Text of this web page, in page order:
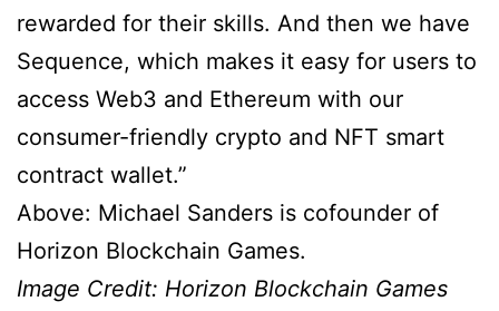
rewarded for their skills. And then we have
Sequence, which makes it easy for users to
access Web3 and Ethereum with our
consumer-friendly crypto and NFT smart
contract wallet.”
Above: Michael Sanders is cofounder of
Horizon Blockchain Games.
Image Credit: Horizon Blockchain Games